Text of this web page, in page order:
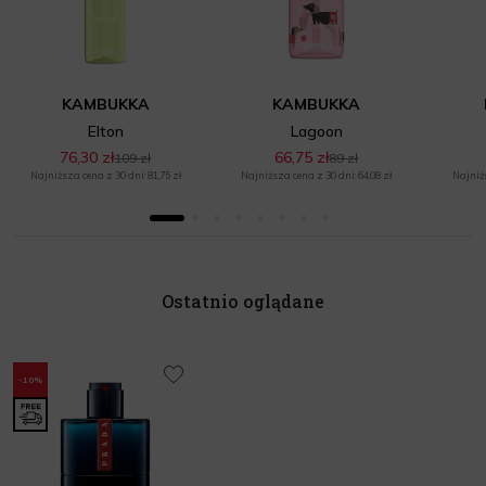
KAMBUKKA
Elton
76,30 zł109 zł
Najniższa cena z 30 dni: 81,75 zł
KAMBUKKA
Lagoon
66,75 zł89 zł
Najniższa cena z 30 dni: 64,08 zł
Ostatnio oglądane
-10%